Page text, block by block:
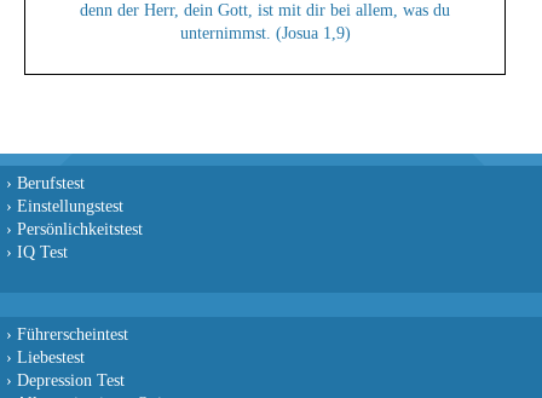
denn der Herr, dein Gott, ist mit dir bei allem, was du
unternimmst. (Josua 1,9)
› Berufstest
› Einstellungstest
› Persönlichkeitstest
› IQ Test
› Führerscheintest
› Liebestest
› Depression Test